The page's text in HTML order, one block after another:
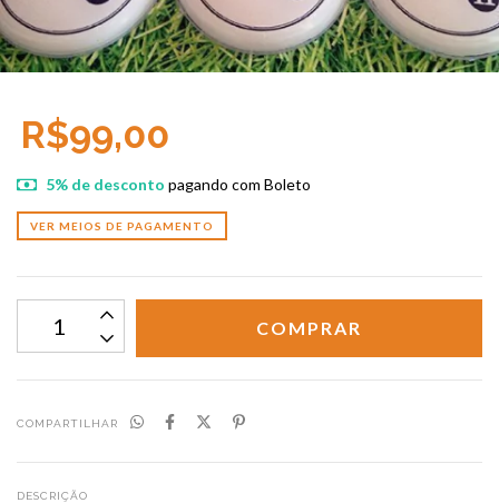
R$99,00
5% de desconto pagando com Boleto
VER MEIOS DE PAGAMENTO
COMPARTILHAR
DESCRIÇÃO